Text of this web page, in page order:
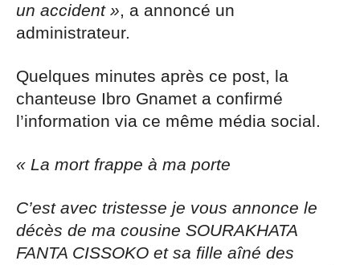
un accident », a annoncé un
administrateur.
Quelques minutes après ce post, la
chanteuse Ibro Gnamet a confirmé
l’information via ce même média social.
« La mort frappe à ma porte
C’est avec tristesse je vous annonce le
décès de ma cousine SOURAKHATA
FANTA CISSOKO et sa fille aîné des